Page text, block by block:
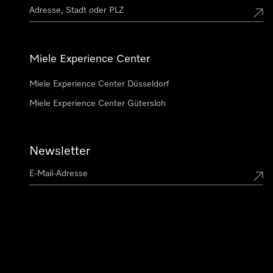
Miele Experience Center
Miele Experience Center Düsseldorf
Miele Experience Center Gütersloh
Newsletter